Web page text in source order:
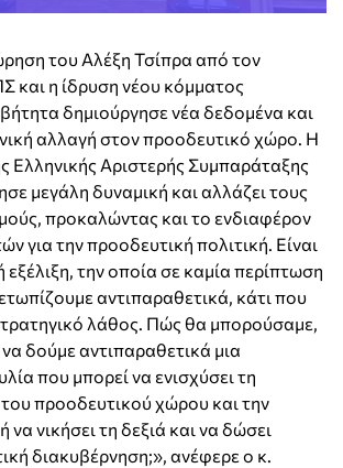
του Αλέξη Τσίπρα από τον
και η ίδρυση νέου κόμματος
δημιούργησε νέα δεδομένα και
αλλαγή στον προοδευτικό χώρο. Η
Ελληνικής Αριστερής Συμπαράταξης
μεγάλη δυναμική και αλλάζει τους
προκαλώντας και το ενδιαφέρον
για την προοδευτική πολιτική. Είναι
εξέλιξη, την οποία σε καμία περίπτωση
αντιπαραθετικά, κάτι που
λάθος. Πώς θα μπορούσαμε,
δούμε αντιπαραθετικά μια
που μπορεί να ενισχύσει τη
προοδευτικού χώρου και την
να νικήσει τη δεξιά και να δώσει
διακυβέρνηση;», ανέφερε ο κ.